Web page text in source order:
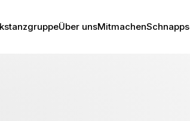
Über unsMitmachen